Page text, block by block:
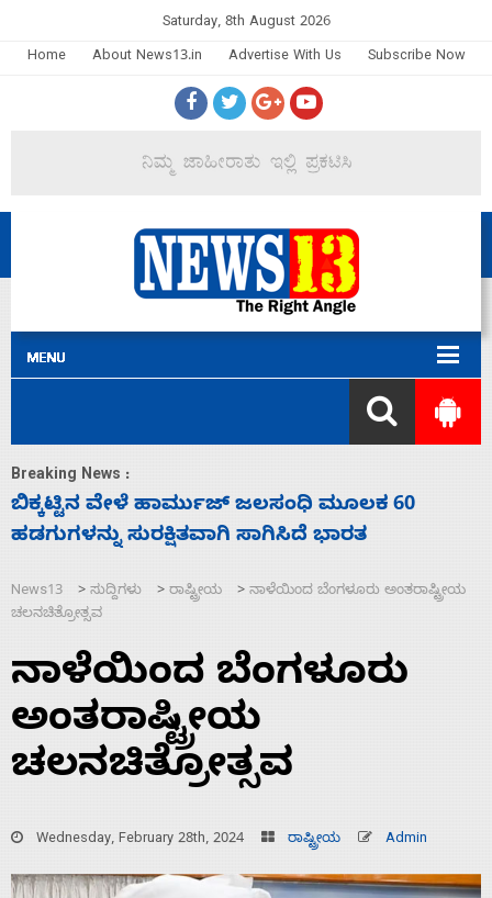
Saturday, 8th August 2026
Home
About News13.in Advertise With Us Subscribe Now
Breaking News :
ನಾಗೇಂದ್ರ ರಾಜೀನಾಮೆ ಕೊಡದಿದ್ದರೆ ಸದನ ನಡೆಸಲು
ಬಿಡೆವು: ಛಲವಾದಿ ನಾರಾಯಣಸ್ವಾಮಿ
News13 > ಸುದ್ದಿಗಳು > ರಾಷ್ಟ್ರೀಯ > ನಾಳೆಯಿಂದ ಬೆಂಗಳೂರು ಅಂತರಾಷ್ಟ್ರೀಯ
ಚಲನಚಿತ್ರೋತ್ಸವ
ನಾಳೆಯಿಂದ ಬೆಂಗಳೂರು
ಅಂತರಾಷ್ಟ್ರೀಯ
ಚಲನಚಿತ್ರೋತ್ಸವ
Wednesday, February 28th, 2024 ರಾಷ್ಟ್ರೀಯ Admin